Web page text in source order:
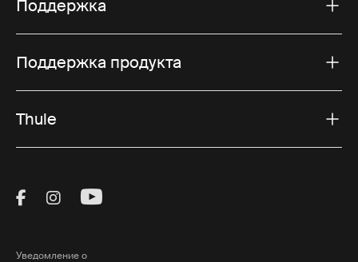
Поддержка
Поддержка продукта
Thule
Visit Thule on Facebook (external link)
Visit Thule on Instagram (external link)
Visit Thule on Youtube (external
Уведомление о